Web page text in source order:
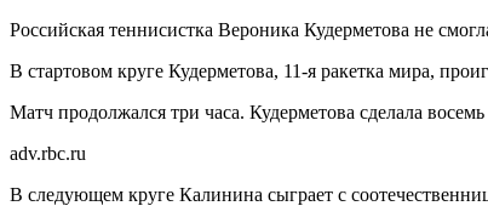
Российская теннисистка Вероника Кудерметова не
В стартовом круге Кудерметова, 11-я ракетка мира,
Матч продолжался три часа. Кудерметова сделала
adv.rbc.ru
В следующем круге Калинина сыграет с